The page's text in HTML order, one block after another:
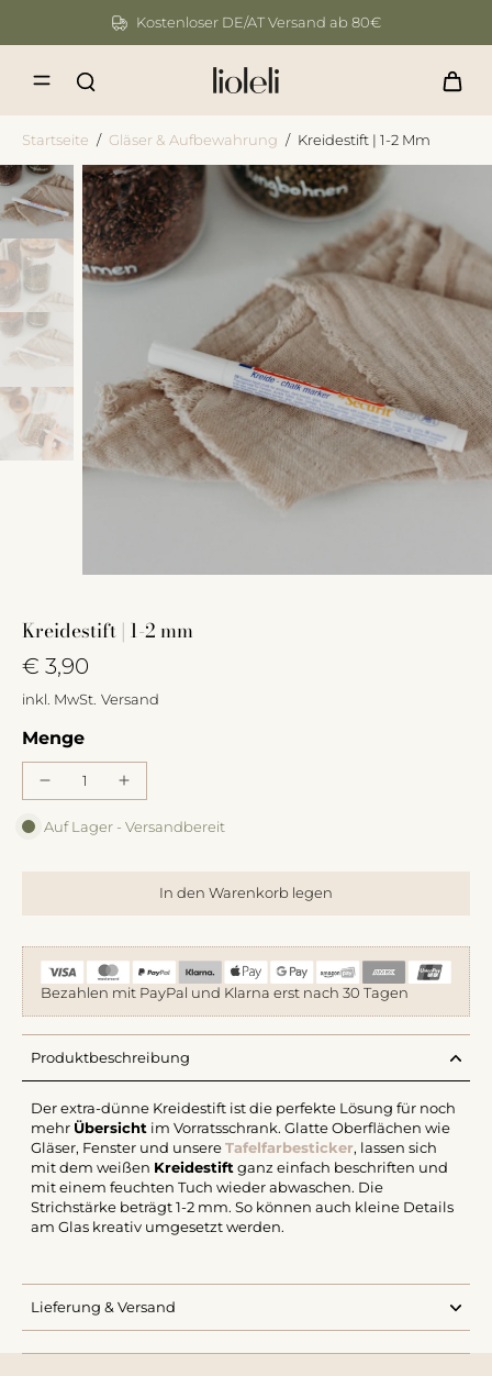
Kostenloser DE/AT Versand ab 80€
Startseite / Gläser & Aufbewahrung / Kreidestift | 1-2 Mm
Kreidestift | 1-2 mm
€ 3,90
inkl. MwSt. Versand
Menge
Auf Lager - Versandbereit
In den Warenkorb legen
Bezahlen mit PayPal und Klarna erst nach 30 Tagen
Produktbeschreibung
Der extra-dünne Kreidestift ist die perfekte Lösung für noch
mehr Übersicht im Vorratsschrank. Glatte Oberflächen wie
Gläser, Fenster und unsere Tafelfarbesticker, lassen sich
mit dem weißen Kreidestift ganz einfach beschriften und
mit einem feuchten Tuch wieder abwaschen. Die
Strichstärke beträgt 1-2 mm. So können auch kleine Details
am Glas kreativ umgesetzt werden.
Lieferung & Versand